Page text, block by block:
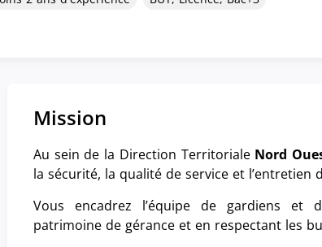
Mission
Au sein de la Direction Territoriale Nord
la sécurité, la qualité de service et l’entretien
Vous encadrez l’équipe de gardiens et
patrimoine de gérance et en respectant les